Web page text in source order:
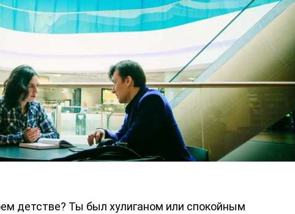
детстве? Ты был хулиганом или спокойным